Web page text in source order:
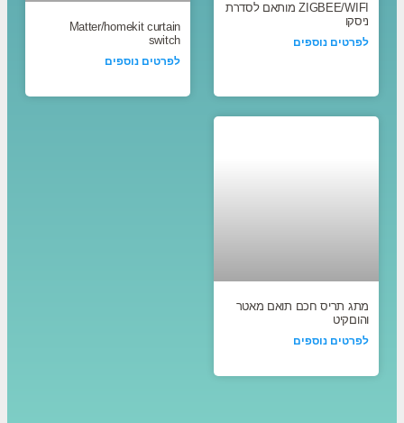
ZIGBEE/WIFI מותאם לסדרת
ניסקו
לפרטים נוספים
Matter/homekit curtain
switch
לפרטים נוספים
מתג תריס חכם תואם מאטר
והוםקיט
לפרטים נוספים